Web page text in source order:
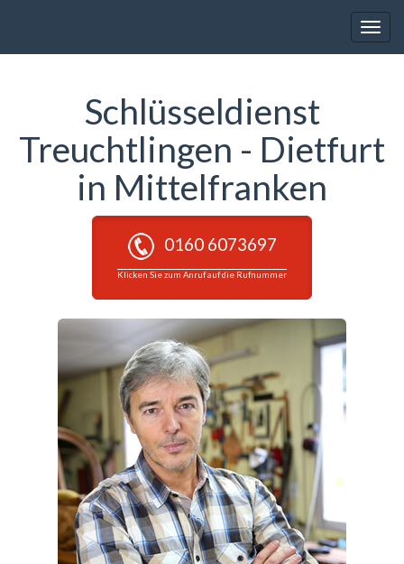
Toggle
Schlüsseldienst
Treuchtlingen - Dietfurt
in Mittelfranken
0160 6073697
Klicken Sie zum Anruf auf die Rufnummer